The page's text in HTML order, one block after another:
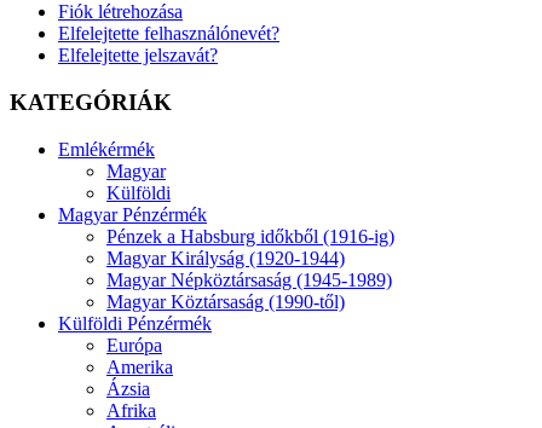
Fiók létrehozása
Elfelejtette felhasználónevét?
Elfelejtette jelszavát?
KATEGÓRIÁK
Emlékérmék
Magyar
Külföldi
Magyar Pénzérmék
Pénzek a Habsburg időkből (1916-ig)
Magyar Királyság (1920-1944)
Magyar Népköztársaság (1945-1989)
Magyar Köztársaság (1990-től)
Külföldi Pénzérmék
Európa
Amerika
Ázsia
Afrika